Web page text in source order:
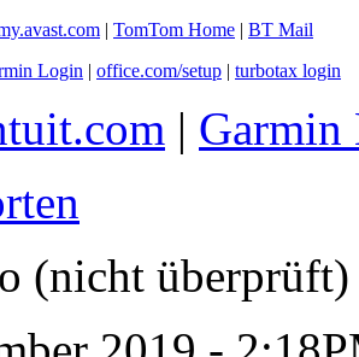
| TomTom Home | BT Mail
Login | office.com/setup | turbotax login
| Garmin
(nicht überprüft)